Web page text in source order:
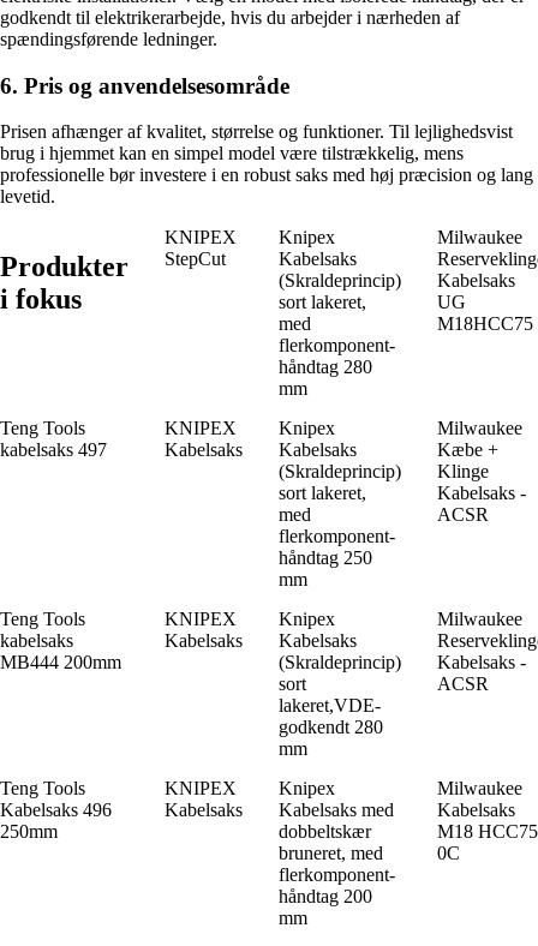
godkendt til elektrikerarbejde, hvis du arbejder i nærheden af
spændingsførende ledninger.
6. Pris og anvendelsesområde
Prisen afhænger af kvalitet, størrelse og funktioner. Til lejlighedsvist
brug i hjemmet kan en simpel model være tilstrækkelig, mens
professionelle bør investere i en robust saks med høj præcision og lang
levetid.
Produkter
i fokus
KNIPEX
StepCut
Knipex
Kabelsaks
(Skraldeprincip)
sort lakeret,
med
flerkomponent-
håndtag 280
mm
Milwaukee
Kabelsaks
UG
M18HCC75
Teng Tools
kabelsaks 497
KNIPEX
Kabelsaks
Knipex
Kabelsaks
(Skraldeprincip)
sort lakeret,
med
flerkomponent-
håndtag 250
mm
Milwaukee
Kæbe +
Klinge
Kabelsaks -
ACSR
Teng Tools
kabelsaks
MB444 200mm
KNIPEX
Kabelsaks
Knipex
Kabelsaks
(Skraldeprincip)
sort
lakeret,VDE-
godkendt 280
mm
Milwaukee
Kabelsaks -
ACSR
Teng Tools
Kabelsaks 496
250mm
KNIPEX
Kabelsaks
Knipex
Kabelsaks med
dobbeltskær
bruneret, med
flerkomponent-
håndtag 200
mm
Milwaukee
Kabelsaks
M18
0C